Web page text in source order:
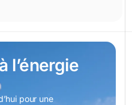
l’énergie
pour une